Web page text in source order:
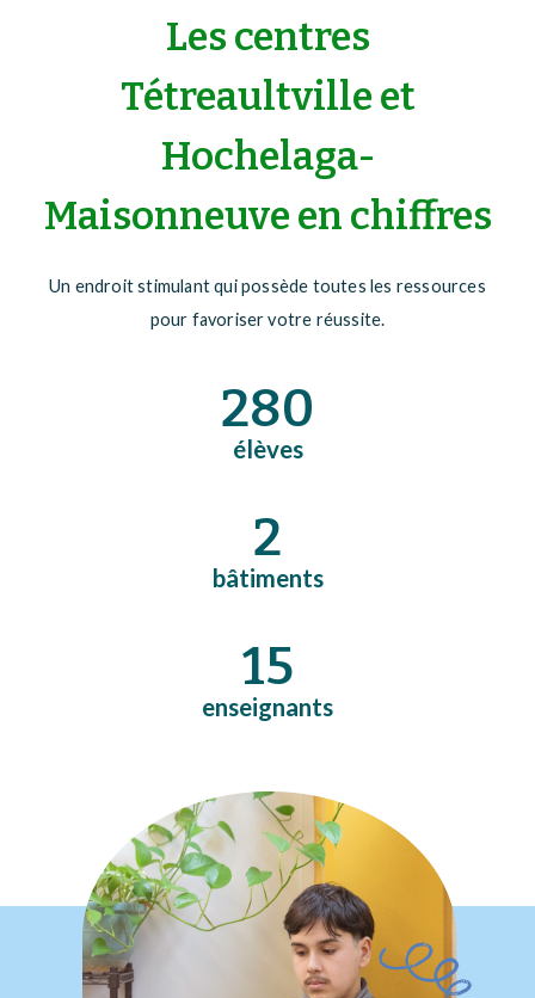
Les centres
Tétreaultville et
Hochelaga-
Maisonneuve en chiffres
Un endroit stimulant qui possède toutes les ressources
pour favoriser votre réussite.
280
élèves
2
bâtiments
15
enseignants